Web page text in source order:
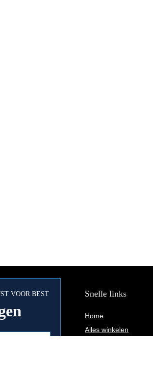
VOOR BEST Snelle links
Home
Alles winkelen